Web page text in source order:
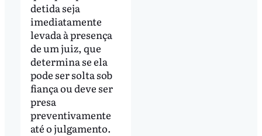
detida seja
imediatamente
levada à presença
de um juiz, que
determina se ela
pode ser solta sob
fiança ou deve ser
presa
preventivamente
até o julgamento.